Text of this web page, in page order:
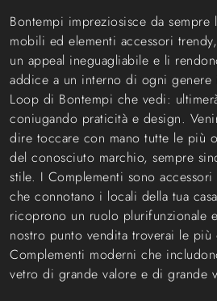
Bontempi impreziosisce da
mobili ed elementi accessori
un appeal ineguagliabile e li
addice a un interno di ogni genere
Loop di Bontempi che vedi:
coniugando praticità e design.
dire toccare con mano tutte le più
del conosciuto marchio, sempre
stile. I Complementi sono
che connotano i locali della tua
ricoprono un ruolo plurifunzionale
nostro punto vendita troverai le
Complementi moderni che
vetro di grande valore e di grande